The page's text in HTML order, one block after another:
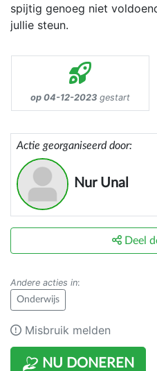
spijtig genoeg niet
jullie steun.
op 04-12-2023 gestart
Actie georganiseerd door:
Nur Unal
NU DONEREN
Deel
Andere acties in:
Onderwijs
Misbruik melden